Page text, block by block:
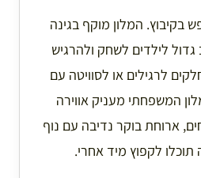
בקיבוץ. המלון מוקף בגינה
גדול לילדים לשחק ולהרגיש
לרגילים או לסוויטה עם
המשפחתי מעניק אווירה
ארוחת בוקר נדיבה עם נוף
לקפוץ מיד אחרי.